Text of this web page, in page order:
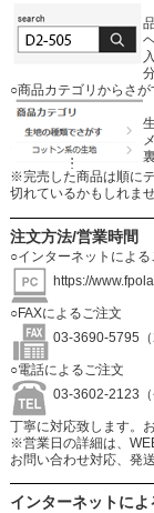
○商品カテゴリからさが
※完売した商品は順に
切れているかもしれま
注文方法/営業時間
○インターネットによる
https://
○FAXによるご注文
03-3690-5795（
○電話によるご注文
03-3602-2123
丁寧に対応致します。
※営業日の詳細は、
お問い合わせ対応、発
インターネットに